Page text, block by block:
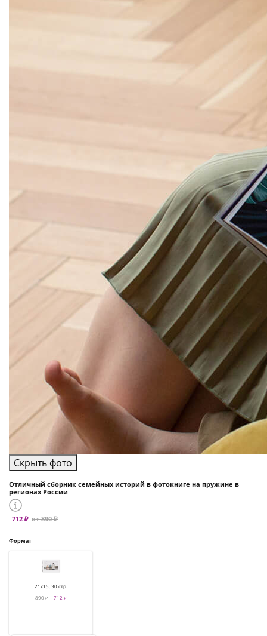
Скрыть фото
Отличный сборник семейных историй в фотокниге на пружине в
регионах России
712 ₽ от 890 ₽
Формат
21х15, 30 стр.
890 ₽
712 ₽